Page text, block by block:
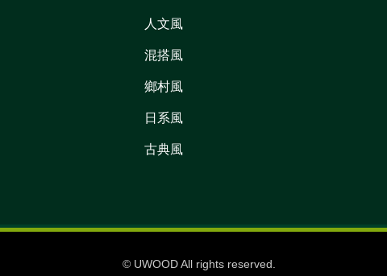
人文風
混搭風
鄉村風
日系風
古典風
© UWOOD All rights reserved.